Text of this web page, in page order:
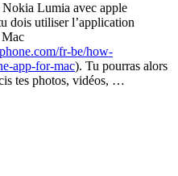
Lumia avec apple
dois utiliser l’application
fr-be/how-
app-for-mac). Tu pourras alors
tes photos, vidéos, …